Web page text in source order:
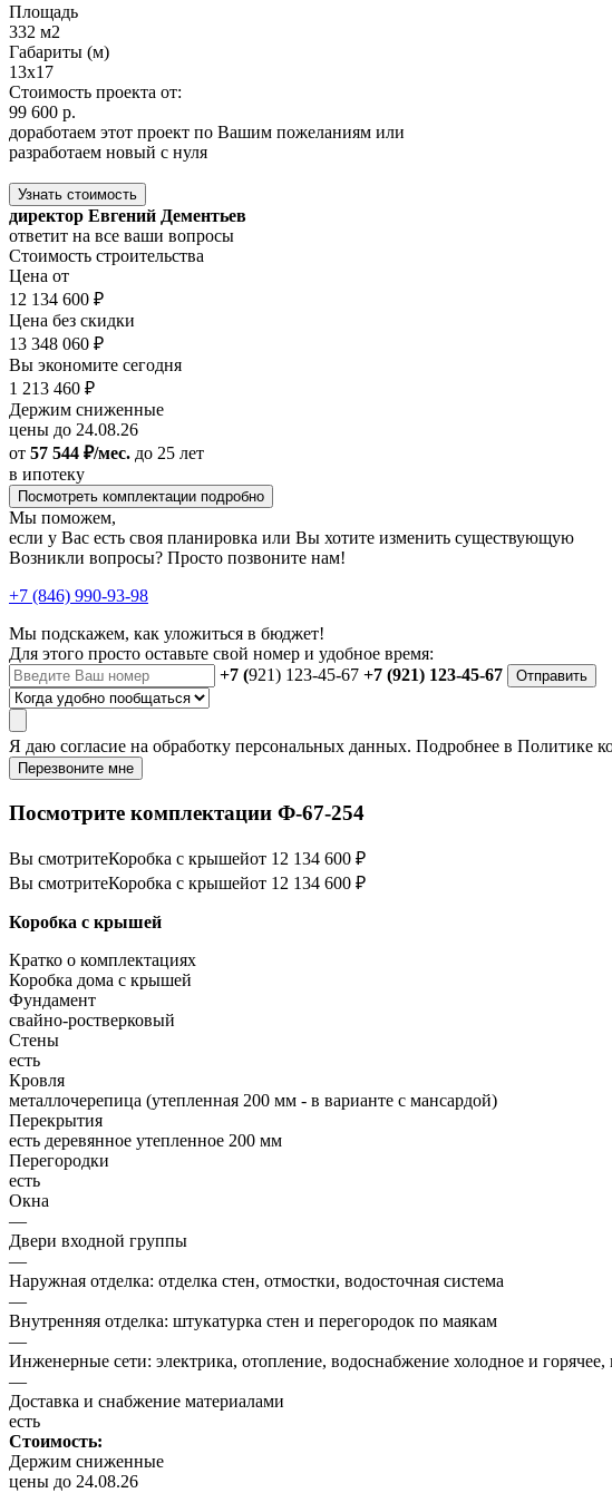
Площадь
332 м2
Габариты (м)
13x17
Стоимость проекта от:
99 600 р.
доработаем этот проект по Вашим пожеланиям или
разработаем новый с нуля
Узнать стоимость
директор Евгений Дементьев
ответит на все ваши вопросы
Стоимость строительства
Цена от
12 134 600 ₽
Цена без скидки
13 348 060 ₽
Вы экономите сегодня
1 213 460 ₽
Держим сниженные
цены до 24.08.26
от 57 544 ₽/мес. до 25 лет
в ипотеку
Посмотреть комплектации подробно
Мы поможем,
если у Вас есть своя планировка или Вы хотите изменить существующую
Возникли вопросы? Просто позвоните нам!
+7 (846) 990-93-98
Мы подскажем, как уложиться в бюджет!
Для этого просто оставьте свой номер и удобное время:
+7 (921) 123-45-67 +7 (921) 123-45-67 Отправить
Я даю согласие на обработку персональных данных. Подробнее в Политике
Перезвоните мне
Посмотрите комплектации Ф-67-254
Вы смотритеКоробка с крышейот 12 134 600 ₽
Вы смотритеКоробка с крышейот 12 134 600 ₽
Коробка с крышей
Кратко о комплектациях
Коробка дома с крышей
Фундамент
свайно-ростверковый
Стены
есть
Кровля
металлочерепица (утепленная 200 мм - в варианте с мансардой)
Перекрытия
есть деревянное утепленное 200 мм
Перегородки
есть
Окна
—
Двери входной группы
—
Наружная отделка: отделка стен, отмостки, водосточная система
—
Внутренняя отделка: штукатурка стен и перегородок по маякам
—
Инженерные сети: электрика, отопление, водоснабжение холодное и горячее,
—
Доставка и снабжение материалами
есть
Стоимость:
Держим сниженные
цены до 24.08.26